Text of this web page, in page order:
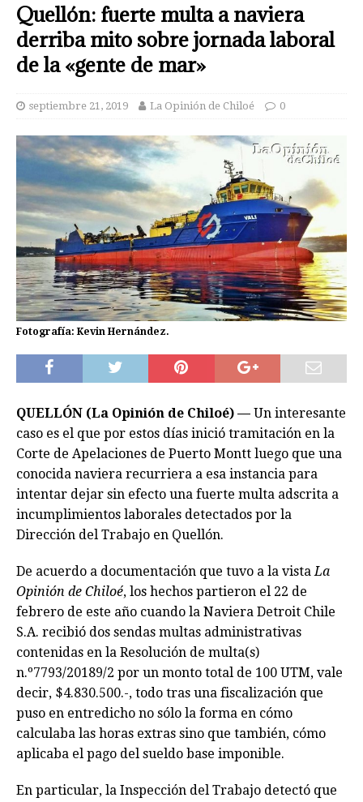
Quellón: fuerte multa a naviera
derriba mito sobre jornada laboral
de la «gente de mar»
septiembre 21, 2019 La Opinión de Chiloé 0
Fotografía: Kevin Hernández.
QUELLÓN (La Opinión de Chiloé) — Un interesante
caso es el que por estos días inició tramitación en la
Corte de Apelaciones de Puerto Montt luego que una
conocida naviera recurriera a esa instancia para
intentar dejar sin efecto una fuerte multa adscrita a
incumplimientos laborales detectados por la
Dirección del Trabajo en Quellón.
De acuerdo a documentación que tuvo a la vistaLa
Opinión de Chiloé, los hechos partieron el 22 de
febrero de este año cuando la Naviera Detroit Chile
S.A. recibió dos sendas multas administrativas
contenidas en la Resolución de multa(s)
n.º7793/20189/2 por un monto total de 100 UTM, vale
decir, $4.830.500.-, todo tras una fiscalización que
puso en entredicho no sólo la forma en cómo
calculaba las horas extras sino que también, cómo
aplicaba el pago del sueldo base imponible.
En particular, la Inspección del Trabajo detectó que